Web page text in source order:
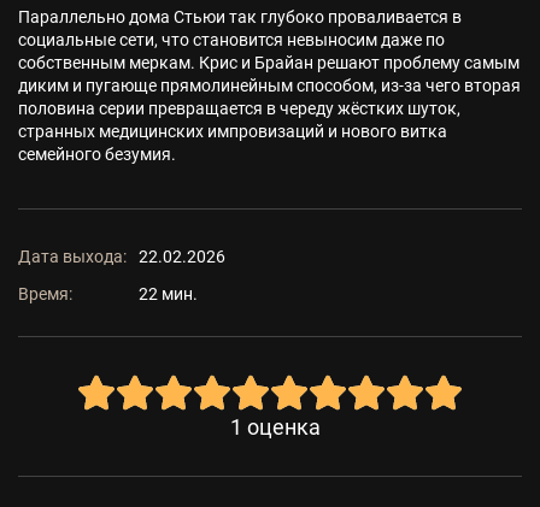
Параллельно дома Стьюи так глубоко проваливается в
социальные сети, что становится невыносим даже по
собственным меркам. Крис и Брайан решают проблему самым
диким и пугающе прямолинейным способом, из-за чего вторая
половина серии превращается в череду жёстких шуток,
странных медицинских импровизаций и нового витка
семейного безумия.
Дата выхода:
22.02.2026
Время:
22 мин.
1 оценка